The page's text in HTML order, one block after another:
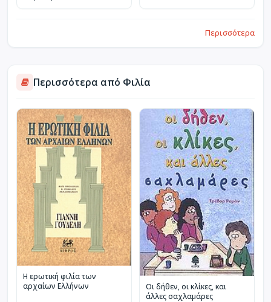
Περισσότερα
Περισσότερα από Φιλία
Η ερωτική φιλία των
αρχαίων Ελλήνων
Οι δήθεν, οι κλίκες, και
άλλες σαχλαμάρες